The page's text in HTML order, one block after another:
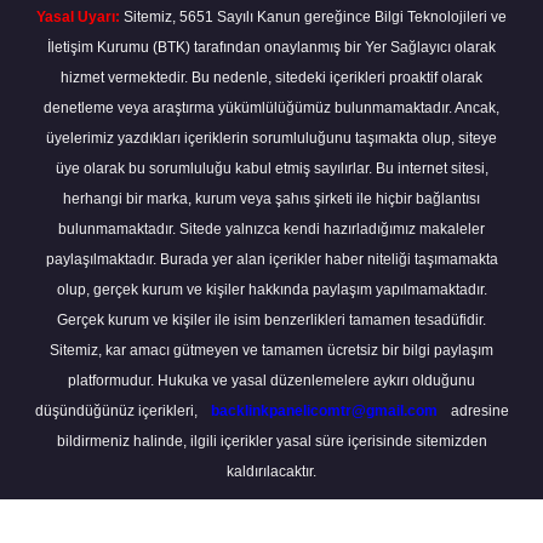
Yasal Uyarı: Sitemiz, 5651 Sayılı Kanun gereğince Bilgi Teknolojileri ve
İletişim Kurumu (BTK) tarafından onaylanmış bir Yer Sağlayıcı olarak
hizmet vermektedir. Bu nedenle, sitedeki içerikleri proaktif olarak
denetleme veya araştırma yükümlülüğümüz bulunmamaktadır. Ancak,
üyelerimiz yazdıkları içeriklerin sorumluluğunu taşımakta olup, siteye
üye olarak bu sorumluluğu kabul etmiş sayılırlar. Bu internet sitesi,
herhangi bir marka, kurum veya şahıs şirketi ile hiçbir bağlantısı
bulunmamaktadır. Sitede yalnızca kendi hazırladığımız makaleler
paylaşılmaktadır. Burada yer alan içerikler haber niteliği taşımamakta
olup, gerçek kurum ve kişiler hakkında paylaşım yapılmamaktadır.
Gerçek kurum ve kişiler ile isim benzerlikleri tamamen tesadüfidir.
Sitemiz, kar amacı gütmeyen ve tamamen ücretsiz bir bilgi paylaşım
platformudur. Hukuka ve yasal düzenlemelere aykırı olduğunu
düşündüğünüz içerikleri,
backlinkpanelicomtr@gmail.com
adresine
bildirmeniz halinde, ilgili içerikler yasal süre içerisinde sitemizden
kaldırılacaktır.